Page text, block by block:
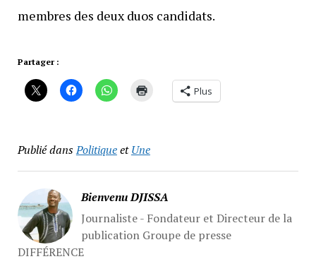
membres des deux duos candidats.
Partager :
Plus
Publié dansPolitiqueetUne
Bienvenu DJISSA
Journaliste - Fondateur et Directeur de la
publication Groupe de presse
DIFFÉRENCE